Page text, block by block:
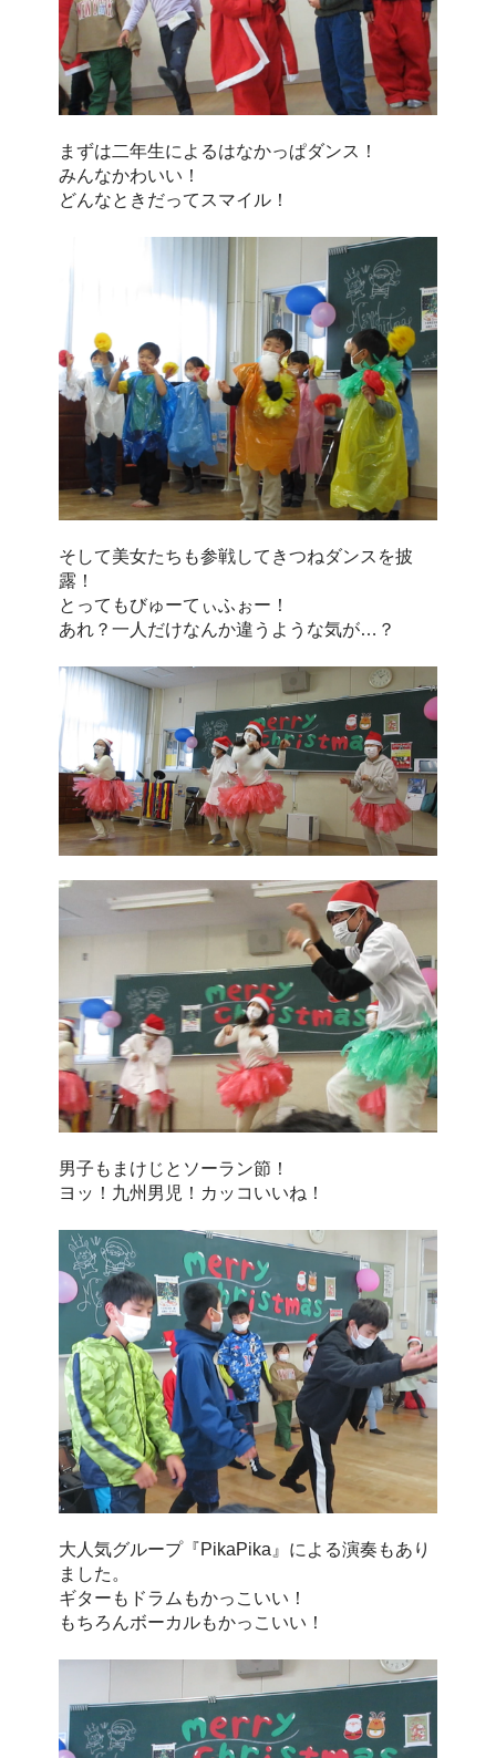
まずは二年生によるはなかっぱダンス！
みんなかわいい！
どんなときだってスマイル！
そして美女たちも参戦してきつねダンスを披
露！
とってもびゅーてぃふぉー！
あれ？一人だけなんか違うような気が…？
男子もまけじとソーラン節！
ヨッ！九州男児！カッコいいね！
大人気グループ『PikaPika』による演奏もあり
ました。
ギターもドラムもかっこいい！
もちろんボーカルもかっこいい！